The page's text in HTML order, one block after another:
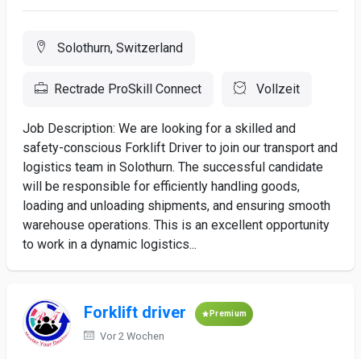
Solothurn, Switzerland
Rectrade ProSkill Connect Vollzeit
Job Description: We are looking for a skilled and
safety-conscious Forklift Driver to join our transport and
logistics team in Solothurn. The successful candidate
will be responsible for efficiently handling goods,
loading and unloading shipments, and ensuring smooth
warehouse operations. This is an excellent opportunity
to work in a dynamic logistics...
Forklift driver Premium
Vor 2 Wochen